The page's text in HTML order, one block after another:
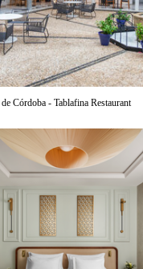
Córdoba - Tablafina Restaurant